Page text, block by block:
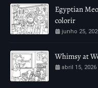
Egyptian
colorir
junho 25,
Whimsy at
abril 15, 2026